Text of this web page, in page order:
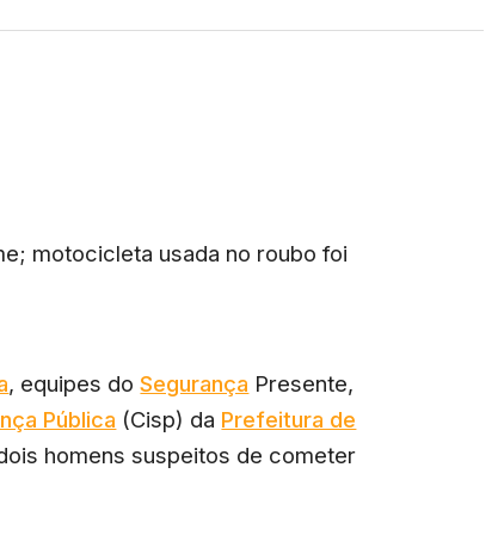
motocicleta usada no roubo foi
, equipes doSegurança Presente,
Pública (Cisp) da Prefeitura de
homens suspeitos de cometer